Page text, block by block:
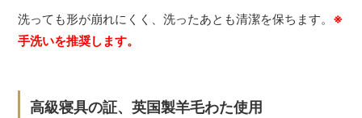
洗っても形が崩れにくく、洗ったあとも清潔を保ちます。 ※
手洗いを推奨します。
高級寝具の証、英国製羊毛わた使用